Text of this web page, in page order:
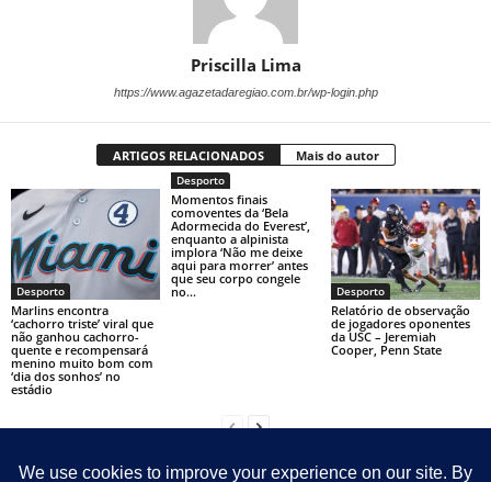
Priscilla Lima
https://www.agazetadaregiao.com.br/wp-login.php
ARTIGOS RELACIONADOS Mais do autor
Desporto
Marlins encontra
‘cachorro triste’ viral que
não ganhou cachorro-
quente e recompensará
menino muito bom com
‘dia dos sonhos’ no
estádio
Desporto
Momentos finais
comoventes da ‘Bela
Adormecida do Everest’,
enquanto a alpinista
implora ‘Não me deixe
aqui para morrer’ antes
que seu corpo congele
no...
Desporto
Relatório de observação
de jogadores oponentes
da USC – Jeremiah
Cooper, Penn State